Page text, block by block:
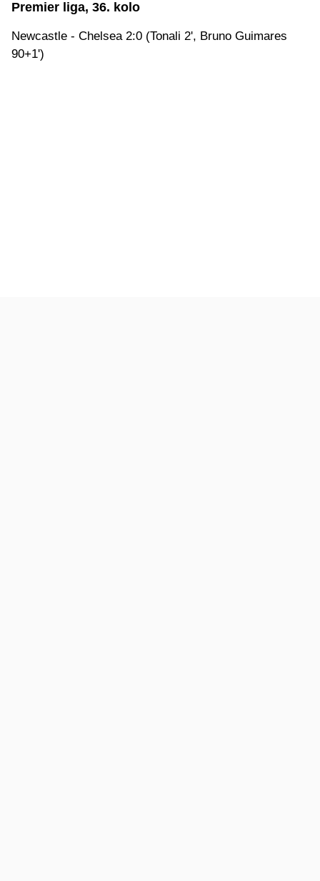
Premier liga, 36. kolo
Newcastle - Chelsea 2:0 (Tonali 2', Bruno Guimares
90+1')